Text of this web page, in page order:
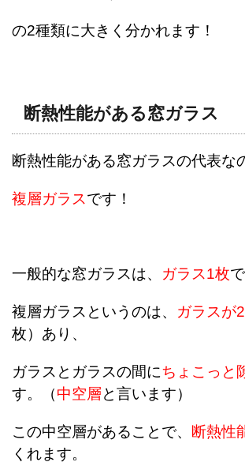
の2種類に大きく分かれます！
断熱性能がある窓ガラス
断熱性能がある窓ガラスの代表な
複層ガラスです！
一般的な窓ガラスは、 ガラス1枚
複層ガラスというのは、 ガラスが
枚）あり、
ガラスとガラスの間にちょこっと
す。（中空層と言います）
この中空層があることで、 断熱性
くれます。